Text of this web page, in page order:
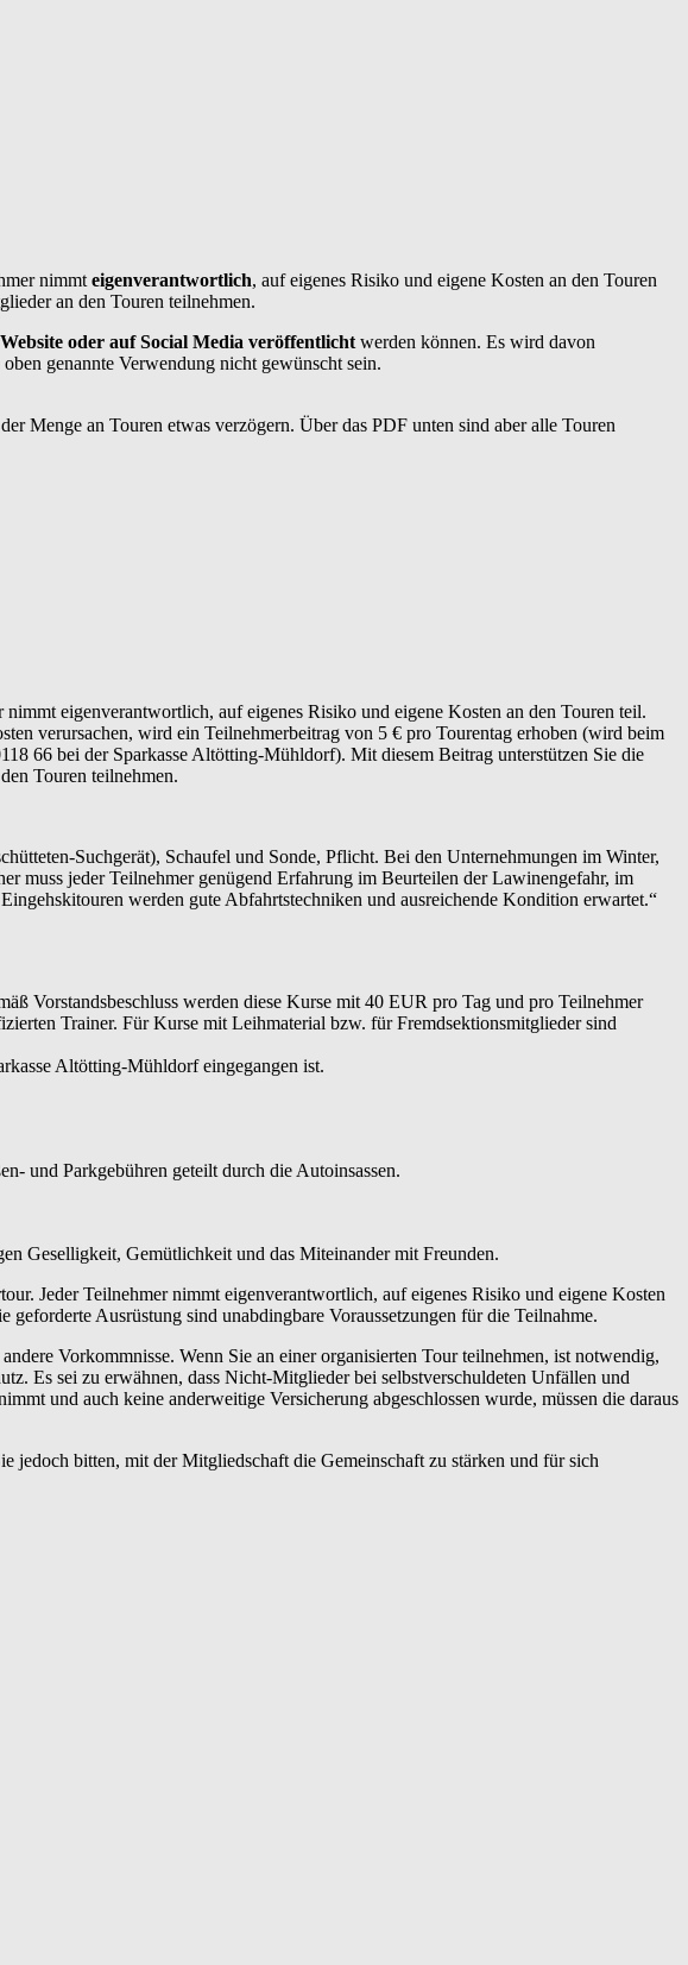
nimmt eigenverantwortlich, auf eigenes Risiko und eigene Kosten an den Touren
an den Touren teilnehmen.
Website oder auf Social Media veröffentlicht werden können. Es wird davon
genannte Verwendung nicht gewünscht sein.
Menge an Touren etwas verzögern. Über das PDF unten sind aber alle Touren
eigenverantwortlich, auf eigenes Risiko und eigene Kosten an den Touren teil.
verursachen, wird ein Teilnehmerbeitrag von 5 € pro Tourentag erhoben (wird beim
66 bei der Sparkasse Altötting-Mühldorf). Mit diesem Beitrag unterstützen Sie die
Touren teilnehmen.
Suchgerät), Schaufel und Sonde, Pflicht. Bei den Unternehmungen im Winter,
muss jeder Teilnehmer genügend Erfahrung im Beurteilen der Lawinengefahr, im
werden gute Abfahrtstechniken und ausreichende Kondition erwartet.“
Vorstandsbeschluss werden diese Kurse mit 40 EUR pro Tag und pro Teilnehmer
Trainer. Für Kurse mit Leihmaterial bzw. für Fremdsektionsmitglieder sind
Altötting-Mühldorf eingegangen ist.
und Parkgebühren geteilt durch die Autoinsassen.
Geselligkeit, Gemütlichkeit und das Miteinander mit Freunden.
Jeder Teilnehmer nimmt eigenverantwortlich, auf eigenes Risiko und eigene Kosten
Ausrüstung sind unabdingbare Voraussetzungen für die Teilnahme.
Vorkommnisse. Wenn Sie an einer organisierten Tour teilnehmen, ist notwendig,
Es sei zu erwähnen, dass Nicht-Mitglieder bei selbstverschuldeten Unfällen und
und auch keine anderweitige Versicherung abgeschlossen wurde, müssen die daraus
jedoch bitten, mit der Mitgliedschaft die Gemeinschaft zu stärken und für sich